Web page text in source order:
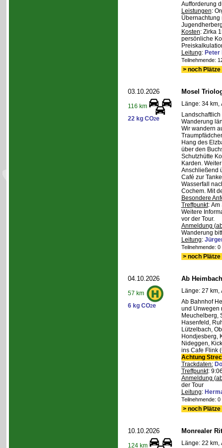
Aufforderung
Leistungen:
Übernachtung
Kosten: Zirka
persönliche
Leitung: Peter
Teilnehmende:
> noch
03.10.2026
116 km
22 kg CO2e
Mosel
Länge: 34 km,
Wanderung
Wir wandern
Hang des
über den
Schutzhütte
Karden.
Anschließend
Café zur
Wasserfall
Cochem. Mit
Besondere
Treffpunkt: Am
Weitere
vor der Tour.
Anmeldung
Wanderung
Leitung:
Teilnehmende:
> noch
04.10.2026
57 km
6 kg CO2e
Ab
Länge: 27 km,
Ab Bahnhof
und Unwegen
Meuchelberg,
Hasenfeld,
Lützelbach,
Hondjesberg,
Nideggen,
ins Cafe Flink
Achtung
Trackdaten:
Treffpunkt:
Anmeldung
der Tour
Leitung:
Teilnehmende:
> noch
10.10.2026
124 km
Monrealer
Länge: 22 km,